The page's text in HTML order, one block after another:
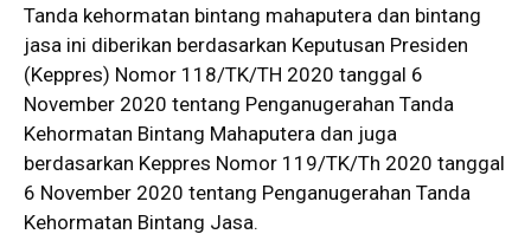
Tanda kehormatan bintang mahaputera dan bintang
jasa ini diberikan berdasarkan Keputusan Presiden
(Keppres) Nomor 118/TK/TH 2020 tanggal 6
November 2020 tentang Penganugerahan Tanda
Kehormatan Bintang Mahaputera dan juga
berdasarkan Keppres Nomor 119/TK/Th 2020 tanggal
6 November 2020 tentang Penganugerahan Tanda
Kehormatan Bintang Jasa.